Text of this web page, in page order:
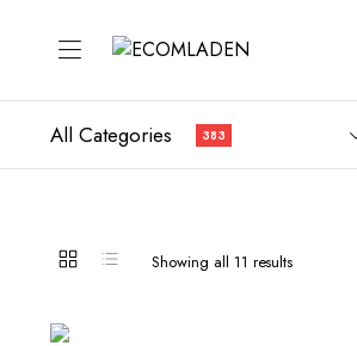
All Categories 383
Showing all 11 resultsSorted